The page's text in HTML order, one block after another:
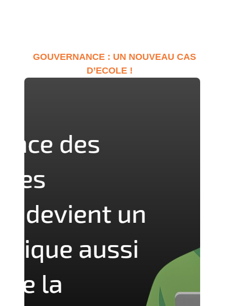
GOUVERNANCE : UN NOUVEAU CAS
D’ECOLE !